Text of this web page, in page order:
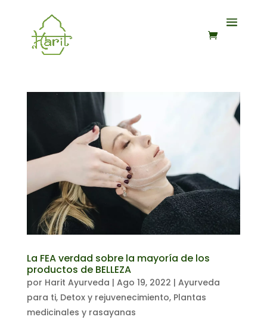
La FEA verdad sobre la mayoría de los
productos de BELLEZA
por Harit Ayurveda | Ago 19, 2022 | Ayurveda
para ti, Detox y rejuvenecimiento, Plantas
medicinales y rasayanas